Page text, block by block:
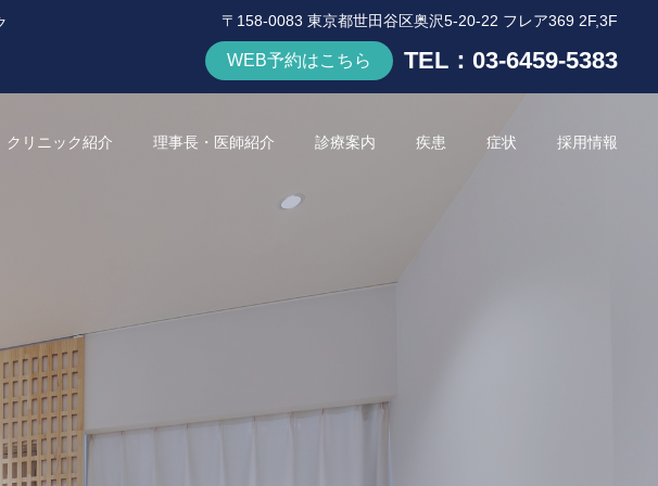
〒158-0083 東京都世田谷区奥沢5-20-22 フレア369 2F,3F
WEB予約はこちら TEL：03-6459-5383
クリニック紹介 理事長・医師紹介 診療案内 疾患 症状 採用情報